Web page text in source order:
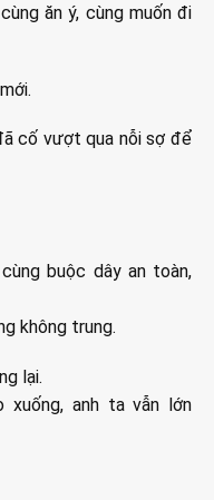
ăn ý, cùng muốn đi
cố vượt qua nỗi sợ để
buộc dây an toàn,
không trung.
lại.
xuống, anh ta vẫn lớn